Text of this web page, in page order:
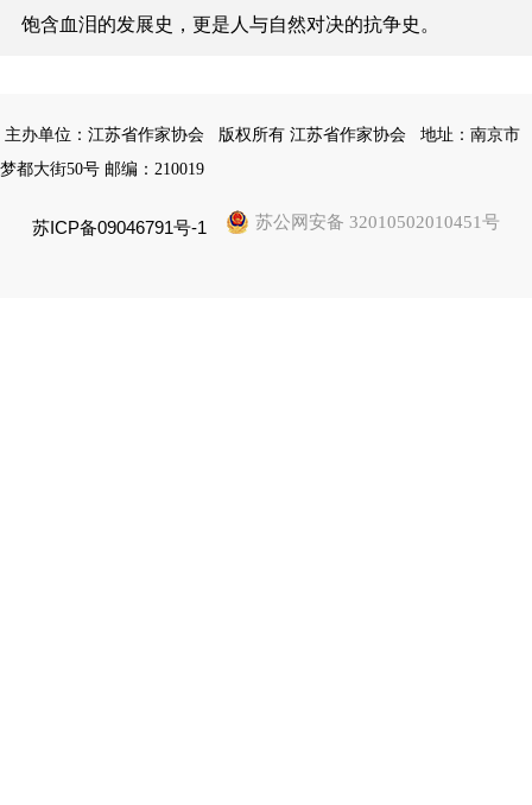
饱含血泪的发展史，更是人与自然对决的抗争史。
主办单位：江苏省作家协会 版权所有 江苏省作家协会
地址：南京市
梦都大街50号 邮编：210019
苏ICP备09046791号-1 苏公网安备 32010502010451号